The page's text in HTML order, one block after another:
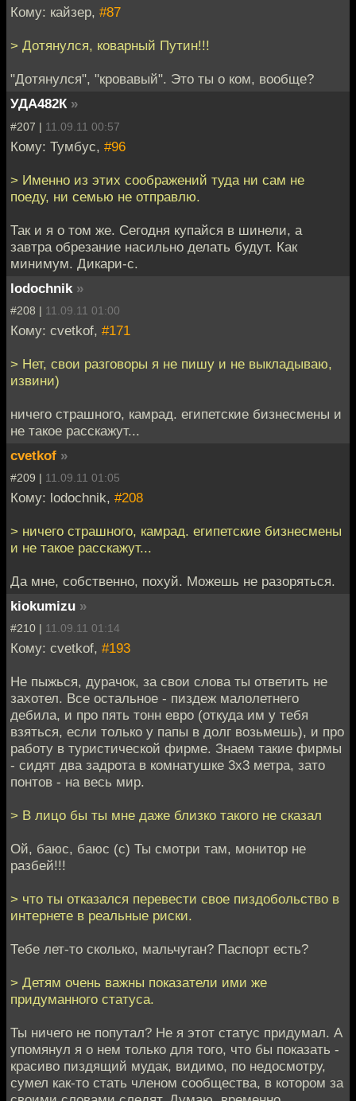
Кому: кайзер, #87
> Дотянулся, коварный Путин!!!
"Дотянулся", "кровавый". Это ты о ком, вообще?
УДА482К »
#207 | 11.09.11 00:57
Кому: Тумбус, #96
> Именно из этих соображений туда ни сам не
поеду, ни семью не отправлю.
Так и я о том же. Сегодня купайся в шинели, а
завтра обрезание насильно делать будут. Как
минимум. Дикари-с.
lodochnik »
#208 | 11.09.11 01:00
Кому: cvetkof, #171
> Нет, свои разговоры я не пишу и не выкладываю,
извини)
ничего страшного, камрад. египетские бизнесмены и
не такое расскажут...
cvetkof »
#209 | 11.09.11 01:05
Кому: lodochnik, #208
> ничего страшного, камрад. египетские бизнесмены
и не такое расскажут...
Да мне, собственно, похуй. Можешь не разоряться.
kiokumizu »
#210 | 11.09.11 01:14
Кому: cvetkof, #193
Не пыжься, дурачок, за свои слова ты ответить не
захотел. Все остальное - пиздеж малолетнего
дебила, и про пять тонн евро (откуда им у тебя
взяться, если только у папы в долг возьмешь), и про
работу в туристической фирме. Знаем такие фирмы
- сидят два задрота в комнатушке 3х3 метра, зато
понтов - на весь мир.
> В лицо бы ты мне даже близко такого не сказал
Ой, баюс, баюс (с) Ты смотри там, монитор не
разбей!!!
> что ты отказался перевести свое пиздобольство в
интернете в реальные риски.
Тебе лет-то сколько, мальчуган? Паспорт есть?
> Детям очень важны показатели ими же
придуманного статуса.
Ты ничего не попутал? Не я этот статус придумал. А
упомянул я о нем только для того, что бы показать -
красиво пиздящий мудак, видимо, по недосмотру,
сумел как-то стать членом сообщества, в котором за